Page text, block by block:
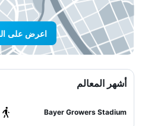
اعرض على
أشهر المعالم
Bayer Growers Stadium